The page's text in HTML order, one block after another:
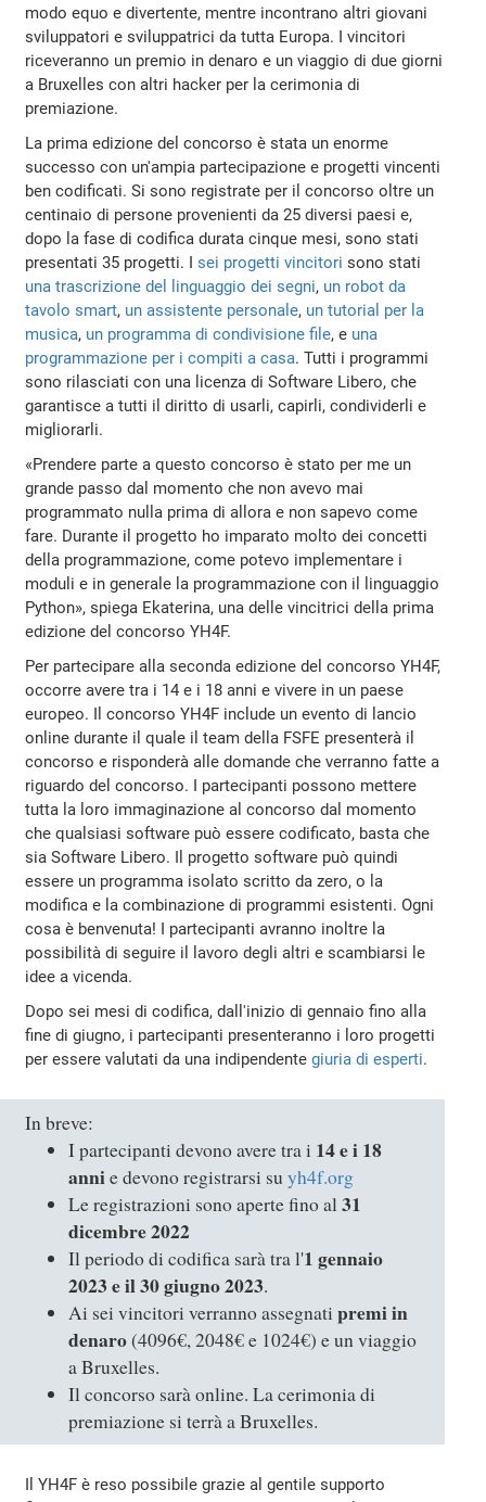
modo equo e divertente, mentre incontrano altri giovani
sviluppatori e sviluppatrici da tutta Europa. I vincitori
riceveranno un premio in denaro e un viaggio di due giorni
a Bruxelles con altri hacker per la cerimonia di
premiazione.
La prima edizione del concorso è stata un enorme
successo con un'ampia partecipazione e progetti vincenti
ben codificati. Si sono registrate per il concorso oltre un
centinaio di persone provenienti da 25 diversi paesi e,
dopo la fase di codifica durata cinque mesi, sono stati
presentati 35 progetti. Isei progetti vincitori sono stati
una trascrizione del linguaggio dei segni, un robot da
tavolo smart, un assistente personale, un tutorial per la
musica, un programma di condivisione file, e una
programmazione per i compiti a casa. Tutti i programmi
sono rilasciati con una licenza di Software Libero, che
garantisce a tutti il diritto di usarli, capirli, condividerli e
migliorarli.
«Prendere parte a questo concorso è stato per me un
grande passo dal momento che non avevo mai
programmato nulla prima di allora e non sapevo come
fare. Durante il progetto ho imparato molto dei concetti
della programmazione, come potevo implementare i
moduli e in generale la programmazione con il linguaggio
Python», spiega Ekaterina, una delle vincitrici della prima
edizione del concorso YH4F.
Per partecipare alla seconda edizione del concorso YH4F,
occorre avere tra i 14 e i 18 anni e vivere in un paese
europeo. Il concorso YH4F include un evento di lancio
online durante il quale il team della FSFE presenterà il
concorso e risponderà alle domande che verranno fatte a
riguardo del concorso. I partecipanti possono mettere
tutta la loro immaginazione al concorso dal momento
che qualsiasi software può essere codificato, basta che
sia Software Libero. Il progetto software può quindi
essere un programma isolato scritto da zero, o la
modifica e la combinazione di programmi esistenti. Ogni
cosa è benvenuta! I partecipanti avranno inoltre la
possibilità di seguire il lavoro degli altri e scambiarsi le
idee a vicenda.
Dopo sei mesi di codifica, dall'inizio di gennaio fino alla
fine di giugno, i partecipanti presenteranno i loro progetti
per essere valutati da una indipendentegiuria di esperti.
In breve:
I partecipanti devono avere tra i 14 e i 18
annie devono registrarsi suyh4f.org
Le registrazioni sono aperte fino al31
dicembre 2022
Il periodo di codifica sarà tra l'1 gennaio
2023 e il 30 giugno 2023.
Ai sei vincitori verranno assegnatipremi in
denaro(4096€, 2048€ e 1024€) e un viaggio
a Bruxelles.
Il concorso sarà online. La cerimonia di
premiazione si terrà a Bruxelles.
Il YH4F è reso possibile grazie al gentile supporto